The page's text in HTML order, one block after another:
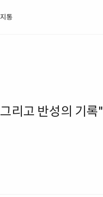
통
리고 반성의 기록"